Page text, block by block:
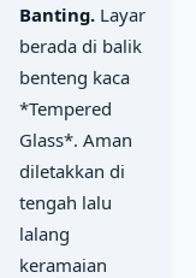
Banting. Layar
berada di balik
benteng kaca
*Tempered
Glass*. Aman
diletakkan di
tengah lalu
lalang
keramaian